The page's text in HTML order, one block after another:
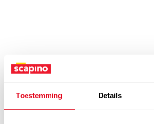
Toestemming Details